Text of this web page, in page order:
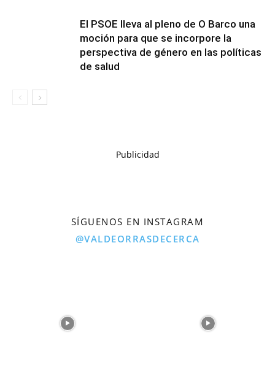
El PSOE lleva al pleno de O Barco una
moción para que se incorpore la
perspectiva de género en las políticas
de salud
Publicidad
SÍGUENOS EN INSTAGRAM
@VALDEORRASDECERCA